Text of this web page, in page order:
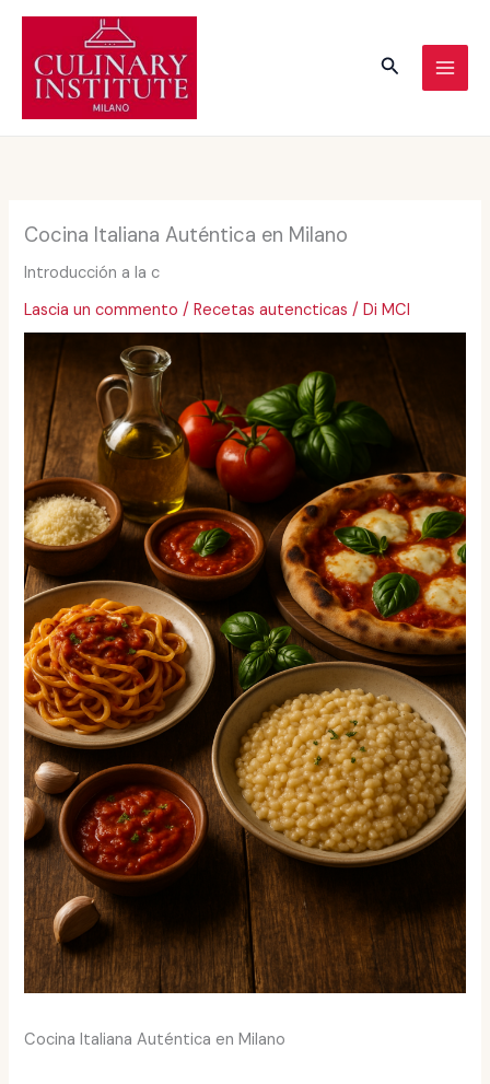
contenuto
Cerca
Cocina Italiana Auténtica en Milano
Introducción a la c
Lascia un commento /Recetas autencticas / DiMCI
Cocina Italiana Auténtica en Milano